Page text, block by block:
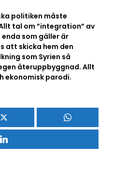
politiken måste
tal om ”integration” av
som gäller är
att skicka hem den
som Syrien så
återuppbyggnad. Allt
ekonomisk parodi.